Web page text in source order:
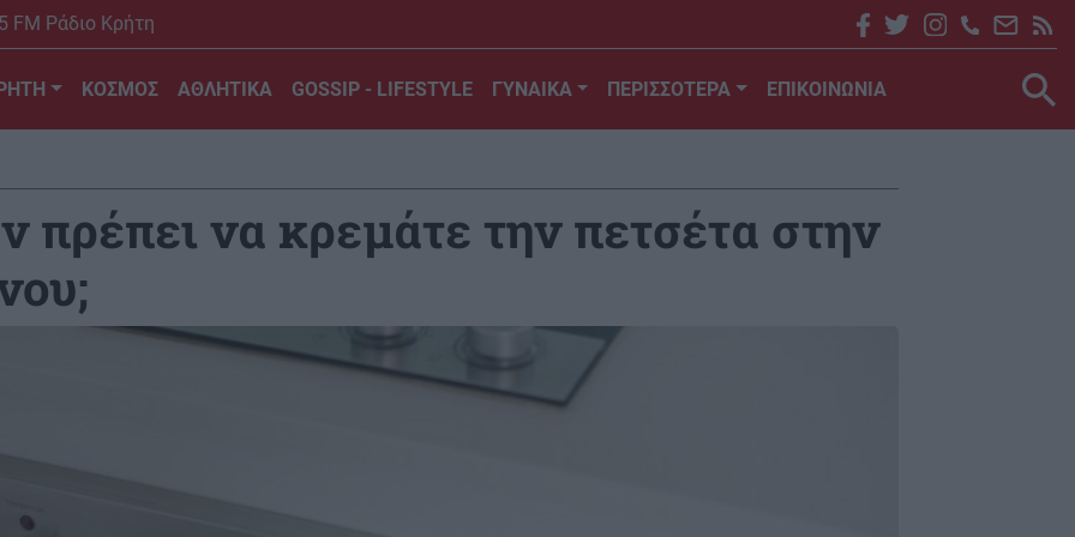
FM Ράδιο Κρήτη
ΚΟΣΜΟΣ ΑΘΛΗΤΙΚΑ GOSSIP - LIFESTYLE ΓΥΝΑΙΚΑ ΠΕΡΙΣΣΟΤΕΡΑ ΕΠΙΚΟΙΝΩΝΙΑ
πρέπει να κρεμάτε την πετσέτα στην